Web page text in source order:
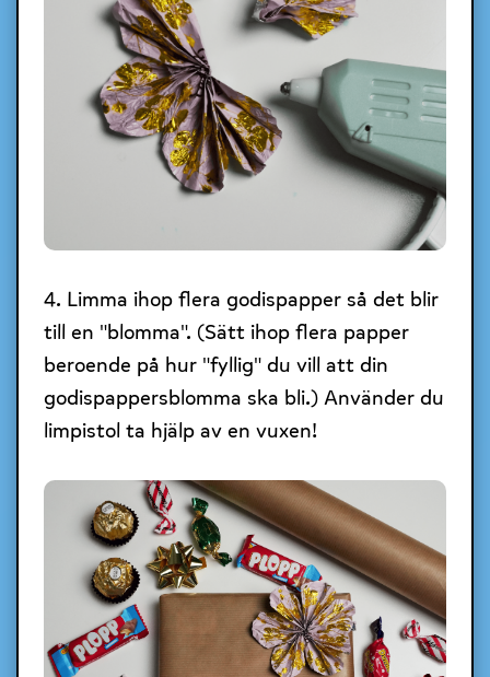
4. Limma ihop flera godispapper så det blir
till en "blomma". (Sätt ihop flera papper
beroende på hur "fyllig" du vill att din
godispappersblomma ska bli.) Använder du
limpistol ta hjälp av en vuxen!